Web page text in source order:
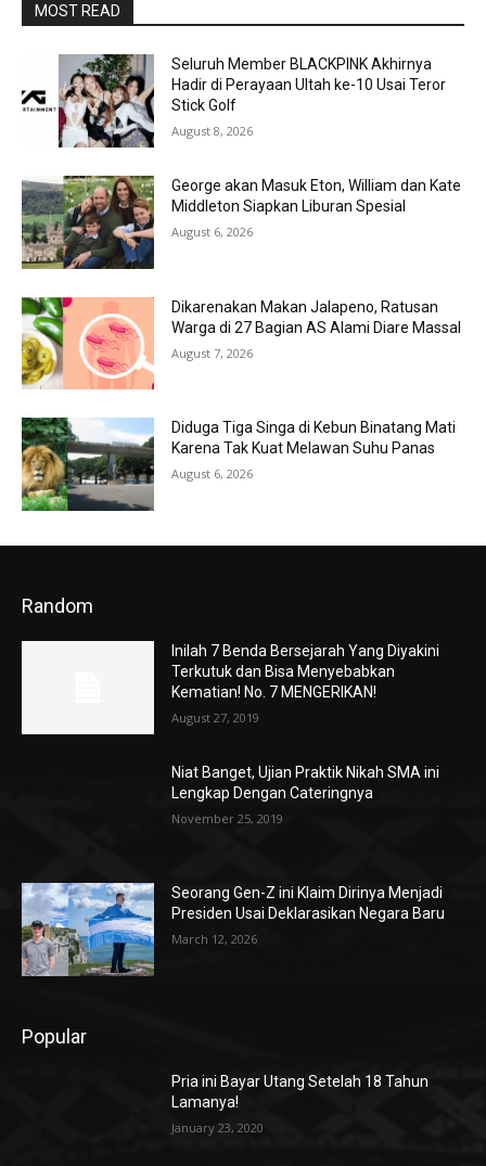
MOST READ
Seluruh Member BLACKPINK Akhirnya
Hadir di Perayaan Ultah ke-10 Usai Teror
Stick Golf
August 8, 2026
George akan Masuk Eton, William dan Kate
Middleton Siapkan Liburan Spesial
August 6, 2026
Dikarenakan Makan Jalapeno, Ratusan
Warga di 27 Bagian AS Alami Diare Massal
August 7, 2026
Diduga Tiga Singa di Kebun Binatang Mati
Karena Tak Kuat Melawan Suhu Panas
August 6, 2026
Random
Inilah 7 Benda Bersejarah Yang Diyakini
Terkutuk dan Bisa Menyebabkan
Kematian! No. 7 MENGERIKAN!
August 27, 2019
Niat Banget, Ujian Praktik Nikah SMA ini
Lengkap Dengan Cateringnya
November 25, 2019
Seorang Gen-Z ini Klaim Dirinya Menjadi
Presiden Usai Deklarasikan Negara Baru
March 12, 2026
Popular
Pria ini Bayar Utang Setelah 18 Tahun
Lamanya!
January 23, 2020